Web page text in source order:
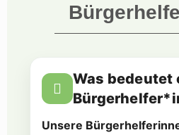
Was bedeutet
Unsere